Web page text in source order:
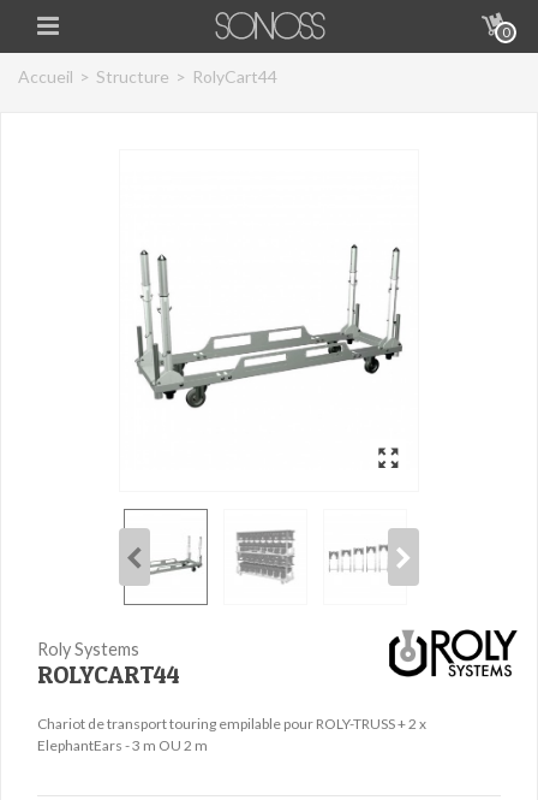
0
Accueil > Structure > RolyCart44
Roly Systems
ROLYCART44
Chariot de transport touring empilable pour ROLY-TRUSS + 2 x
ElephantEars - 3 m OU 2 m